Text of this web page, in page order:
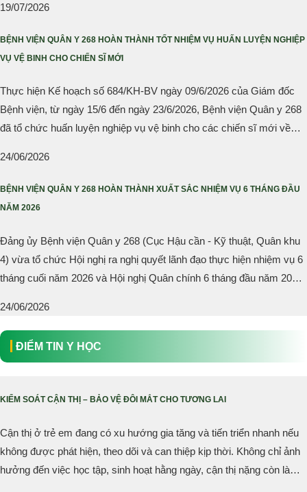
trong Đảng ủy, Ban Giám đốc Bệnh viện; đại biểu Phòng Chính trị
Cục Hậu cần - Kỹ thuật cùng...
19/07/2026
BỆNH VIỆN QUÂN Y 268 HOÀN THÀNH TỐT NHIỆM VỤ HUẤN LUYỆN NGHIỆP
VỤ VỆ BINH CHO CHIẾN SĨ MỚI
Thực hiện Kế hoạch số 684/KH-BV ngày 09/6/2026 của Giám đốc
Bệnh viện, từ ngày 15/6 đến ngày 23/6/2026, Bệnh viện Quân y 268
đã tổ chức huấn luyện nghiệp vụ vệ binh cho các chiến sĩ mới về
24/06/2026
BỆNH VIỆN QUÂN Y 268 HOÀN THÀNH XUẤT SẮC NHIỆM VỤ 6 THÁNG ĐẦU
NĂM 2026
Đảng ủy Bệnh viện Quân y 268 (Cục Hậu cần - Kỹ thuật, Quân khu
4) vừa tổ chức Hội nghị ra nghị quyết lãnh đạo thực hiện nhiệm vụ 6
tháng cuối năm 2026 và Hội nghị Quân chính 6 tháng đầu năm 2026.
24/06/2026
ĐIỂM TIN Y HỌC
KIỂM SOÁT CẬN THỊ – BẢO VỆ ĐÔI MẮT CHO TƯƠNG LAI
Cận thị ở trẻ em đang có xu hướng gia tăng và tiến triển nhanh nếu
không được phát hiện, theo dõi và can thiệp kịp thời. Không chỉ ảnh
hưởng đến việc học tập, sinh hoạt hằng ngày, cận thị nặng còn làm